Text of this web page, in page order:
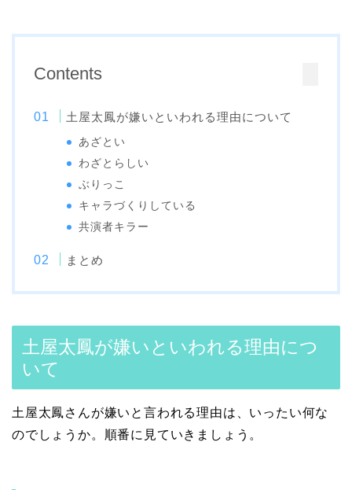
Contents
土屋太鳳が嫌いといわれる理由について
あざとい
わざとらしい
ぶりっこ
キャラづくりしている
共演者キラー
まとめ
土屋太鳳が嫌いといわれる理由につ
いて
土屋太鳳さんが嫌いと言われる理由は、いったい何な
のでしょうか。順番に見ていきましょう。